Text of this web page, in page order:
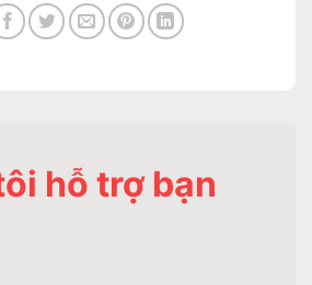
hỗ trợ bạn